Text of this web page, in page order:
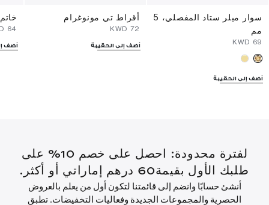
سوار ميلر ستاد المفصلي، 5
مم
أضف إلى الحقيبة
أقراط تي مونوغرام
أضف إلى الحقيبة أضف
لفترة محدودة: احصل على خصم 10% على
طلبك الأول بقيمة60 درهم إماراتي أو أكثر.
أنشئ حسابًا وانضم إلى قائمتنا لتكون أول من يعلم بالعروض
الحصرية والمجموعات الجديدة وفعاليات التخفيضات. تطبق